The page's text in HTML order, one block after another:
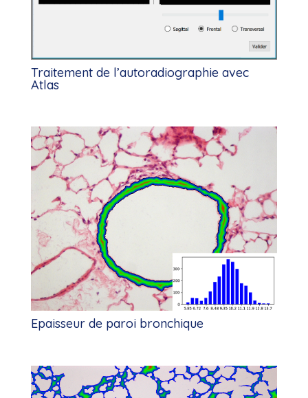
Traitement de l’autoradiographie avec
Atlas
Epaisseur de paroi bronchique